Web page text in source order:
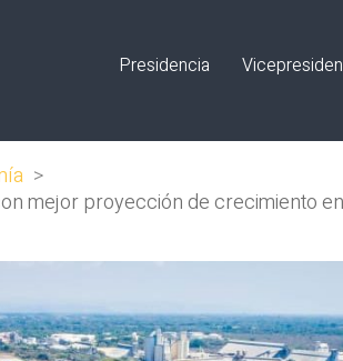
Presidencia
>
mejor proyección de crecimiento